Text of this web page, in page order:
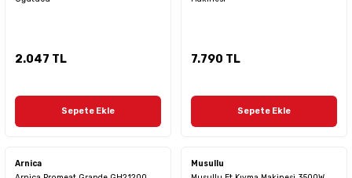
2.047 TL
Sepete Ekle
7.790 TL
Sepete Ekle
Arnica
Musullu